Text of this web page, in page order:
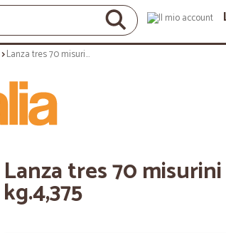
Lanza tres 70 misurini lavanda - kg.4,375
Lanza tres 70
kg.4,375